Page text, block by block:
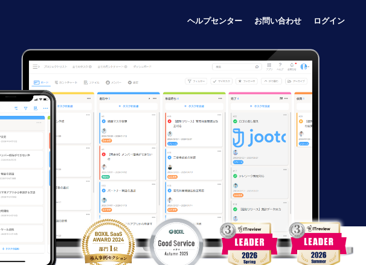
ヘルプセンター お問い合わせ ログイン